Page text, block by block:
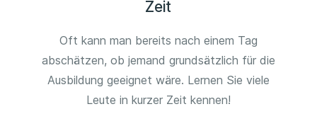
Zeit
Oft kann man bereits nach einem Tag
abschätzen, ob jemand grundsätzlich für die
Ausbildung geeignet wäre. Lernen Sie viele
Leute in kurzer Zeit kennen!